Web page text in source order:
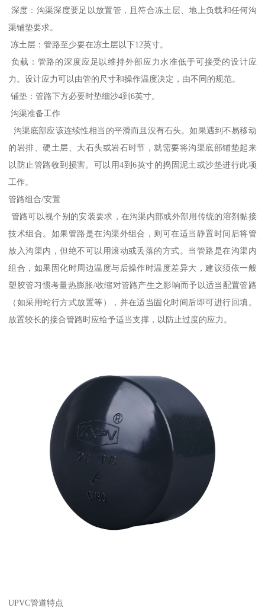
深度：沟渠深度要足以放置管，且符合冻土层、地上负载和任何沟
渠铺垫要求。
冻土层：管路至少要在冻土层以下12英寸。
负载：管路的深度应足以维持外部应力水准低于可接受的设计应
力。设计应力可以由管的尺寸和操作温度决定，由不同的规范。
铺垫：管路下方必要时垫细沙4到6英寸。
沟渠准备工作
沟渠底部应该连续性相当的平滑而且没有石头。如果遇到不易移动
的岩排、硬土层、大石头或岩石时节，就需要将沟渠底部铺垫起来
以防止管路收到损害。可以用4到6英寸的捣固泥土或沙垫进行此项
工作。
管路组合/安置
管路可以视个别的安装要求，在沟渠内部或外部用传统的溶剂黏接
技术组合。如果管路是在沟渠外组合，则可在适当静置时间后将管
放入沟渠内，但绝不可以用滚动或丢落的方式。当管路是在沟渠内
组合，如果固化时周边温度与后操作时温度差异大，建议须依一般
塑胶管习惯考量热膨胀/收缩对管路产生之影响而予以适当配置管路
（如采用蛇行方式放置等），并在适当固化时间后即可进行回填。
放置较长的接合管路时应给予适当支撑，以防止过度的应力。
UPVC管道特点